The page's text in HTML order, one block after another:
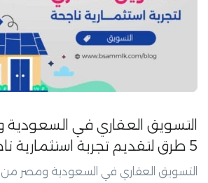
التسويق العقاري في
5 طرق لتقديم تجربة استثمارية ناجحة
التسويق العقاري في السعودية ومصر من